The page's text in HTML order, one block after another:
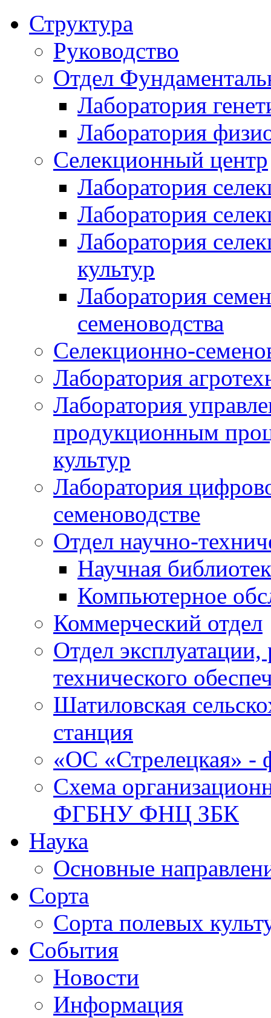
Структура
Руководство
Отдел
Лаборатория
Лаборатория
Селекционный центр
Лаборатория
Лаборатория
Лаборатория
культур
Лаборатория
семеноводства
Селекционно-
Лаборатория
Лаборатория
продукционным
культур
Лаборатория
семеноводстве
Отдел научно-
Научная
Компьютерное
Коммерческий отдел
Отдел
технического
Шатиловская
станция
«ОС «Стрелецкая»
Схема
ФГБНУ ФНЦ ЗБК
Наука
Основные
Сорта
Сорта полевых
События
Новости
Информация